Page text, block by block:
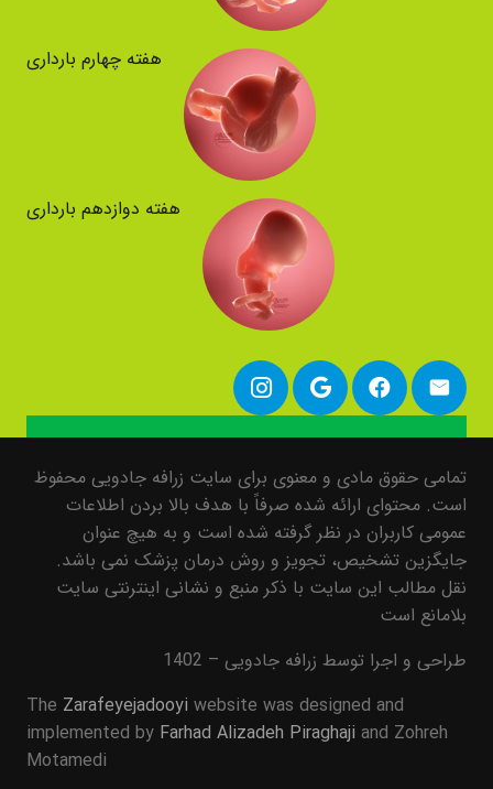
هفته چهارم بارداری
هفته دوازدهم بارداری
تمامی حقوق مادی و معنوی برای سایت زرافه جادویی محفوظ
است. محتوای ارائه شده صرفاً با هدف بالا بردن اطلاعات
عمومی کاربران در نظر گرفته شده است و به هیچ عنوان
جایگزین تشخیص، تجویز و روش درمان پزشک نمی باشد.
نقل مطالب این سایت با ذکر منبع و نشانی اینترنتی سایت
بلامانع است
طراحی و اجرا توسط زرافه جادویی – 1402
The Zarafeyejadooyi website was designed and
implemented by Farhad Alizadeh Piraghaji and Zohreh
Motamedi